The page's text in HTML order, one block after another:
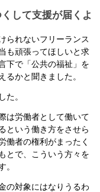
して支援が届くよ
られないフリーランス
も頑張ってほしいと求
下で「公共の福祉」を
るかと聞きました。
た。
は労働者として働いて
という働き方をさせら
働者の権利がまったく
とで、こういう方々を
。
の対象にはなりうるわ